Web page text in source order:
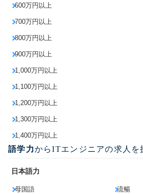
600万円以上
700万円以上
800万円以上
900万円以上
1,000万円以上
1,100万円以上
1,200万円以上
1,300万円以上
1,400万円以上
語学力からITエンジニアの求人を
日本語力
母国語 流暢